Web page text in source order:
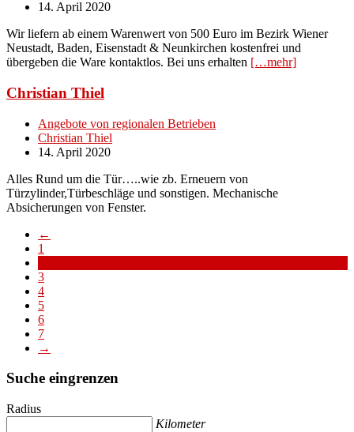
14. April 2020
Wir liefern ab einem Warenwert von 500 Euro im Bezirk Wiener
Neustadt, Baden, Eisenstadt & Neunkirchen kostenfrei und
übergeben die Ware kontaktlos. Bei uns erhalten […mehr]
Christian Thiel
Angebote von regionalen Betrieben
Christian Thiel
14. April 2020
Alles Rund um die Tür…..wie zb. Erneuern von
Türzylinder,Türbeschläge und sonstigen. Mechanische
Absicherungen von Fenster.
←
1
3
4
5
6
7
→
Suche eingrenzen
Radius
Kilometer